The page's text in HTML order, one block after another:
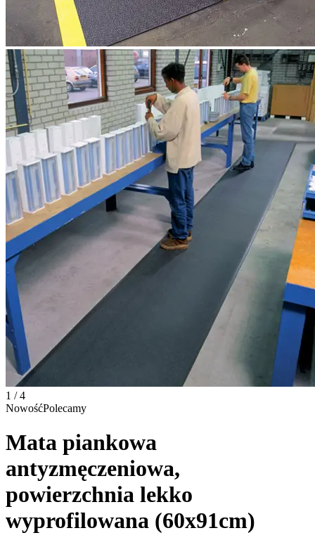
1 / 4
NowośćPolecamy
Mata piankowa
antyzmęczeniowa,
powierzchnia lekko
wyprofilowana (60x91cm)